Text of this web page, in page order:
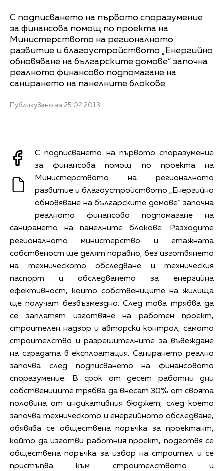
С подписването на първото споразумение
за финансова помощ по проекта на
Министерството на регионалното
развитие и благоустройството „Енергийно
обновяване на българските домове“ започна
реалното финансово подпомагане на
санирането на панелните блокове.
Публикувано на 25.02.2013
С подписването на първото споразумение
за финансова помощ по проекта на
Министерството на регионалното
развитие и благоустройството „Енергийно
обновяване на българските домове“ започна
реалното финансово подпомагане на
санирането на панелните блокове. Разходите
регионалното министерство и етажната
собственост ще делят поравно, без изготвянето
на техническото обследване и техническия
паспорт и обследването за енергийна
ефективност, които собствениците на жилища
ще получат безвъзмездно. След това трябва да
се заплатят изготвяне на работен проект,
строителен надзор и авторски контрол, самото
строителство и разрешителните за въвеждане
на сградата в експлоатация. Санирането реално
започва след подписването на финансовото
споразумение. В срок от десет работни дни
собствениците трябва да внесат 30% от своята
половина от индикативния бюджет, след което
започва техническото и енергийното обследване,
обявява се обществена поръчка за проектант,
който да изготви работния проект, подготвя се
обществена поръчка за избор на строител и се
пристъпва към строителството и